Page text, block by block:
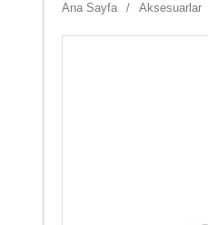
Ana Sayfa Aksesuarlar